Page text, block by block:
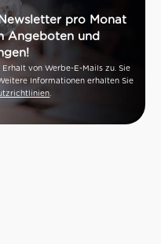
pro Monat
Angeboten und
von Werbe-E-Mails zu. Sie
Informationen erhalten Sie